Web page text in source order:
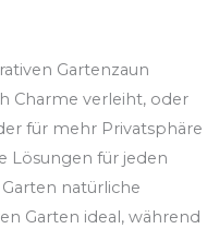
Gartenzaun
Charme verleiht, oder
für mehr Privatsphäre
Lösungen für jeden
natürliche
Garten ideal, während